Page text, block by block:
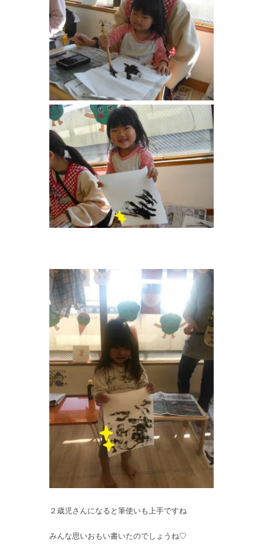
２歳児さんになると筆使いも上手ですね
みんな思いおもい書いたのでしょうね♡